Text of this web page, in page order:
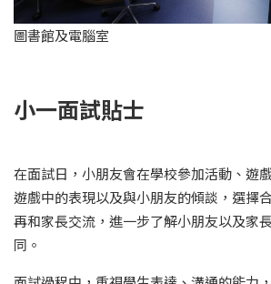
圖書館及電腦室
小一面試貼士
在面試日，小朋友會在學校參加活動、遊
遊戲中的表現以及與小朋友的傾談，選擇
再和家長交流，進一步了解小朋友以及家
同。